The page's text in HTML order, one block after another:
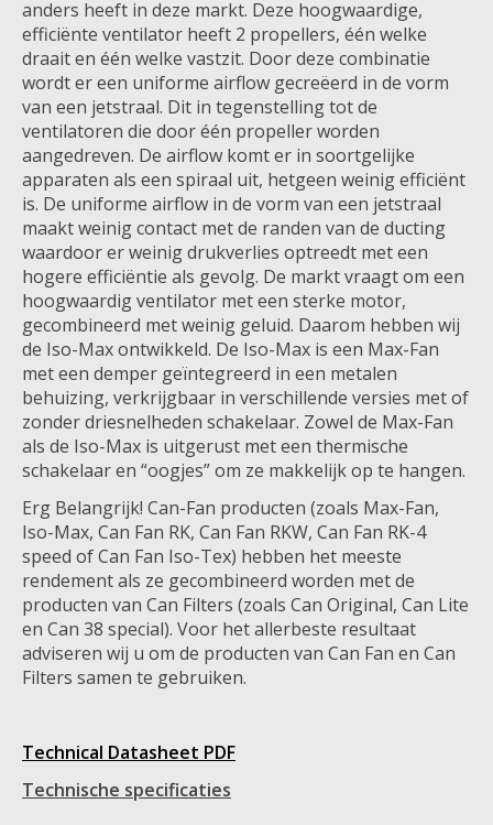
anders heeft in deze markt. Deze hoogwaardige,
efficiënte ventilator heeft 2 propellers, één welke
draait en één welke vastzit. Door deze combinatie
wordt er een uniforme airflow gecreëerd in de vorm
van een jetstraal. Dit in tegenstelling tot de
ventilatoren die door één propeller worden
aangedreven. De airflow komt er in soortgelijke
apparaten als een spiraal uit, hetgeen weinig efficiënt
is. De uniforme airflow in de vorm van een jetstraal
maakt weinig contact met de randen van de ducting
waardoor er weinig drukverlies optreedt met een
hogere efficiëntie als gevolg. De markt vraagt om een
hoogwaardig ventilator met een sterke motor,
gecombineerd met weinig geluid. Daarom hebben wij
de Iso-Max ontwikkeld. De Iso-Max is een Max-Fan
met een demper geïntegreerd in een metalen
behuizing, verkrijgbaar in verschillende versies met of
zonder driesnelheden schakelaar. Zowel de Max-Fan
als de Iso-Max is uitgerust met een thermische
schakelaar en “oogjes” om ze makkelijk op te hangen.
Erg Belangrijk! Can-Fan producten (zoals Max-Fan,
Iso-Max, Can Fan RK, Can Fan RKW, Can Fan RK-4
speed of Can Fan Iso-Tex) hebben het meeste
rendement als ze gecombineerd worden met de
producten van Can Filters (zoals Can Original, Can Lite
en Can 38 special). Voor het allerbeste resultaat
adviseren wij u om de producten van Can Fan en Can
Filters samen te gebruiken.
Technical Datasheet PDF
Technische specificaties